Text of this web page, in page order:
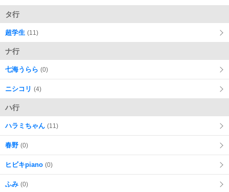
タ行
超学生 (11)
ナ行
七海うらら (0)
ニシコリ (4)
ハ行
ハラミちゃん (11)
春野 (0)
ヒビキpiano (0)
ふみ (0)